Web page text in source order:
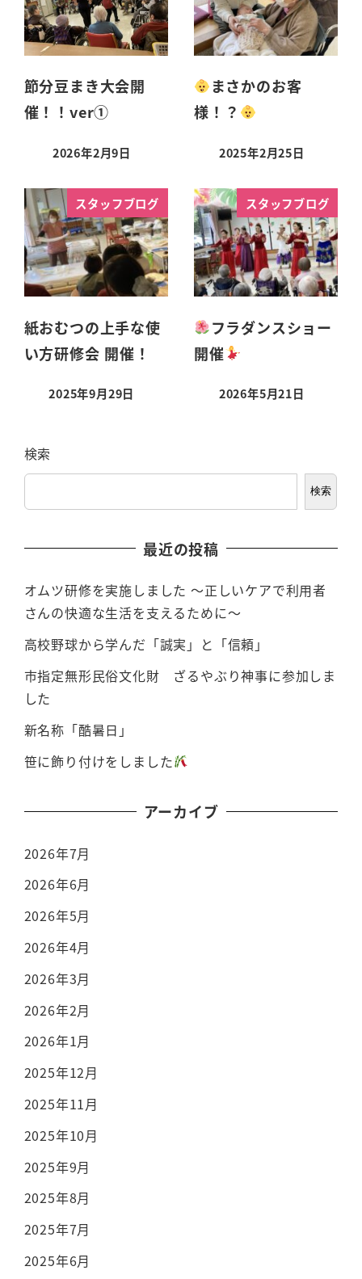
節分豆まき大会開
催！！ver①
2026年2月9日
まさかのお客
様！？
2025年2月25日
スタッフブログ
紙おむつの上手な使
い方研修会 開催！
2025年9月29日
スタッフブログ
フラダンスショー
開催
2026年5月21日
検索
検索
最近の投稿
オムツ研修を実施しました ～正しいケアで利用者
さんの快適な生活を支えるために～
高校野球から学んだ「誠実」と「信頼」
市指定無形民俗文化財 ざるやぶり神事に参加しま
した
新名称「酷暑日」
笹に飾り付けをしました
アーカイブ
2026年7月
2026年6月
2026年5月
2026年4月
2026年3月
2026年2月
2026年1月
2025年12月
2025年11月
2025年10月
2025年9月
2025年8月
2025年7月
2025年6月